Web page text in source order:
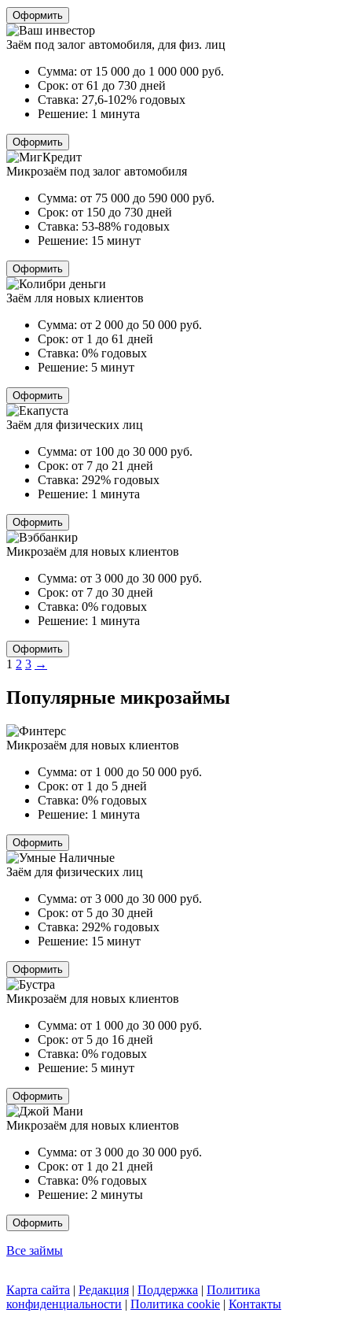
Оформить
Заём под залог автомобиля, для физ. лиц
Сумма: от 15 000 до 1 000 000 руб.
Срок: от 61 до 730 дней
Ставка: 27,6-102% годовых
Решение: 1 минута
Оформить
Микрозаём под залог автомобиля
Сумма: от 75 000 до 590 000 руб.
Срок: от 150 до 730 дней
Ставка: 53-88% годовых
Решение: 15 минут
Оформить
Заём лля новых клиентов
Сумма: от 2 000 до 50 000 руб.
Срок: от 1 до 61 дней
Ставка: 0% годовых
Решение: 5 минут
Оформить
Заём для физических лиц
Сумма: от 100 до 30 000 руб.
Срок: от 7 до 21 дней
Ставка: 292% годовых
Решение: 1 минута
Оформить
Микрозаём для новых клиентов
Сумма: от 3 000 до 30 000 руб.
Срок: от 7 до 30 дней
Ставка: 0% годовых
Решение: 1 минута
Оформить
Пагинация
1 2 3 →
Популярные микрозаймы
Микрозаём для новых клиентов
Сумма: от 1 000 до 50 000 руб.
Срок: от 1 до 5 дней
Ставка: 0% годовых
Решение: 1 минута
Оформить
Заём для физических лиц
Сумма: от 3 000 до 30 000 руб.
Срок: от 5 до 30 дней
Ставка: 292% годовых
Решение: 15 минут
Оформить
Микрозаём для новых клиентов
Сумма: от 1 000 до 30 000 руб.
Срок: от 5 до 16 дней
Ставка: 0% годовых
Решение: 5 минут
Оформить
Микрозаём для новых клиентов
Сумма: от 3 000 до 30 000 руб.
Срок: от 1 до 21 дней
Ставка: 0% годовых
Решение: 2 минуты
Оформить
Все займы
Карта сайта | Редакция | Поддержка | Политика
конфиденциальности | Политика cookie | Контакты